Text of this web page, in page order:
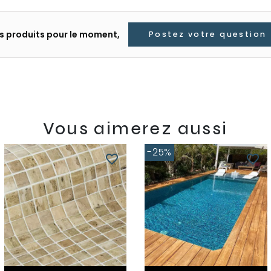
produits pour le moment, Postez votre question
Vous aimerez aussi
favorite_border favorite_border
-25%